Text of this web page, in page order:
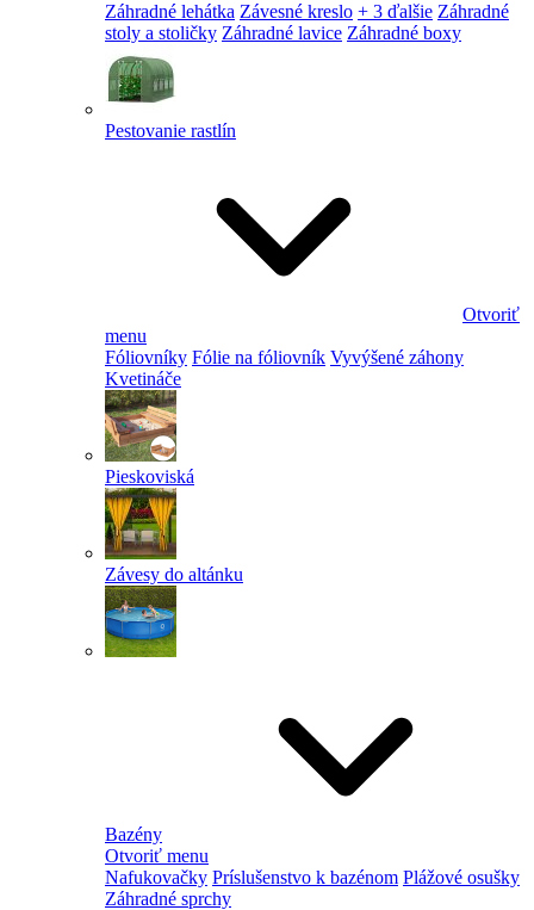
Záhradné lehátka Závesné kreslo + 3 ďalšie Záhradné
stoly a stoličky Záhradné lavice Záhradné boxy
Pestovanie rastlín
Otvoriť
menu
Fóliovníky Fólie na fóliovník Vyvýšené záhony
Kvetináče
Pieskoviská
Závesy do altánku
Bazény
Otvoriť menu
Nafukovačky Príslušenstvo k bazénom Plážové osušky
Záhradné sprchy